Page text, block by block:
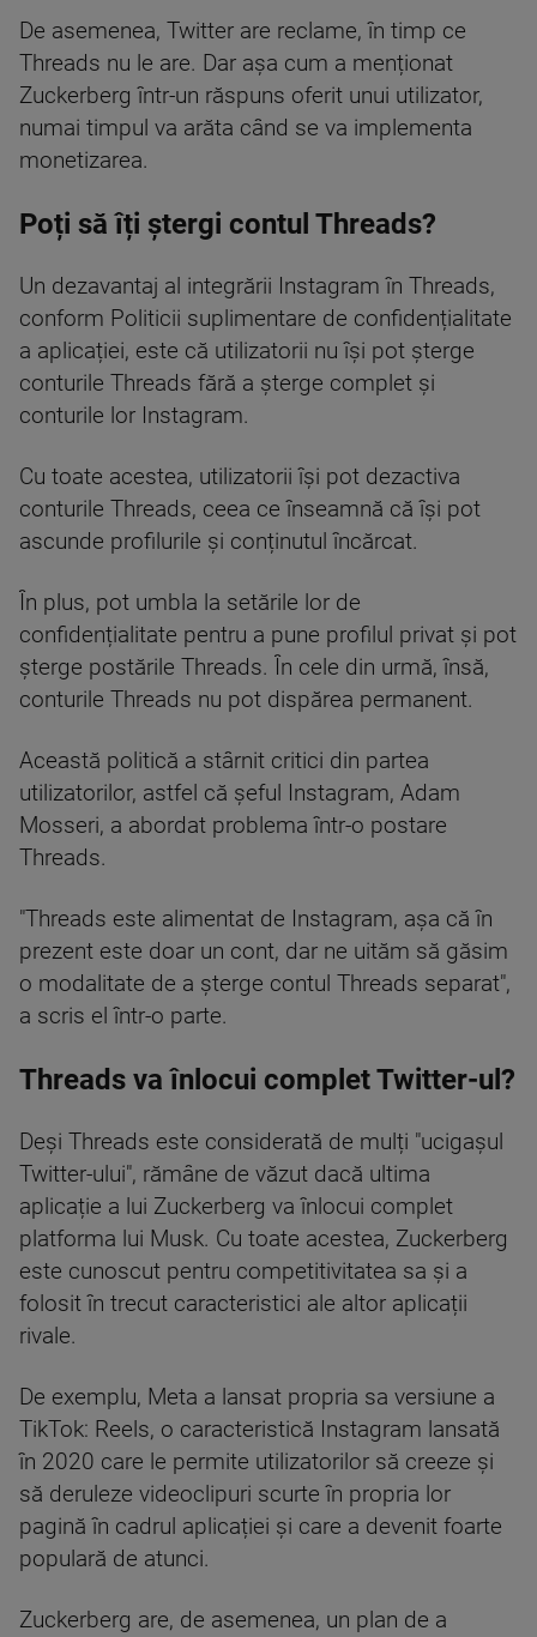
De asemenea, Twitter are reclame, în timp ce
Threads nu le are. Dar așa cum a menționat
Zuckerberg într-un răspuns oferit unui utilizator,
numai timpul va arăta când se va implementa
monetizarea.
Poți să îți ștergi contul Threads?
Un dezavantaj al integrării Instagram în Threads,
conform Politicii suplimentare de confidențialitate
a aplicației, este că utilizatorii nu își pot șterge
conturile Threads fără a șterge complet și
conturile lor Instagram.
Cu toate acestea, utilizatorii își pot dezactiva
conturile Threads, ceea ce înseamnă că își pot
ascunde profilurile și conținutul încărcat.
În plus, pot umbla la setările lor de
confidențialitate pentru a pune profilul privat și pot
șterge postările Threads. În cele din urmă, însă,
conturile Threads nu pot dispărea permanent.
Această politică a stârnit critici din partea
utilizatorilor, astfel că șeful Instagram, Adam
Mosseri, a abordat problema într-o postare
Threads.
"Threads este alimentat de Instagram, așa că în
prezent este doar un cont, dar ne uităm să găsim
o modalitate de a șterge contul Threads separat",
a scris el într-o parte.
Threads va înlocui complet Twitter-ul?
Deși Threads este considerată de mulți "ucigașul
Twitter-ului", rămâne de văzut dacă ultima
aplicație a lui Zuckerberg va înlocui complet
platforma lui Musk. Cu toate acestea, Zuckerberg
este cunoscut pentru competitivitatea sa și a
folosit în trecut caracteristici ale altor aplicații
rivale.
De exemplu, Meta a lansat propria sa versiune a
TikTok: Reels, o caracteristică Instagram lansată
în 2020 care le permite utilizatorilor să creeze și
să deruleze videoclipuri scurte în propria lor
pagină în cadrul aplicației și care a devenit foarte
populară de atunci.
Zuckerberg are, de asemenea, un plan de a